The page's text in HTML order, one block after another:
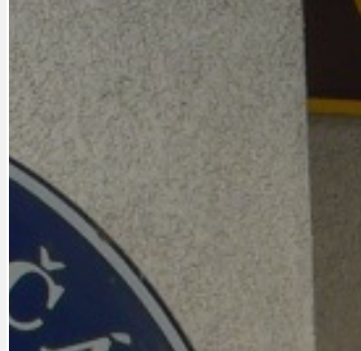
CYKLOVÝLETY
DATA A VÝROČÍ
DEZINFORMACE
DOBRÉ ZPRÁVY
KRUHOVÝ
KULTURNÍ
NÁDRAŽÍ